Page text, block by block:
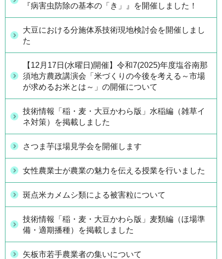
『病害虫防除の基本の「き」』を開催しました！
大豆における分施体系技術現地検討会を開催しまし
た
【12月17日(水曜日)開催】令和7(2025)年度塩谷南那
須地方農政講演会「米づくりの今後を考える～市場
が求めるお米とは～」の開催について
技術情報「稲・麦・大豆かわら版」水稲編（雑草イ
ネ対策）を掲載しました
さつま芋ほ場見学会を開催します
女性農業士が農業の魅力を伝える授業を行いました
斑点米カメムシ類による被害粒について
技術情報「稲・麦・大豆かわら版」麦類編（ほ場準
備・適期播種）を掲載しました
矢板市若手農業者の集いについて